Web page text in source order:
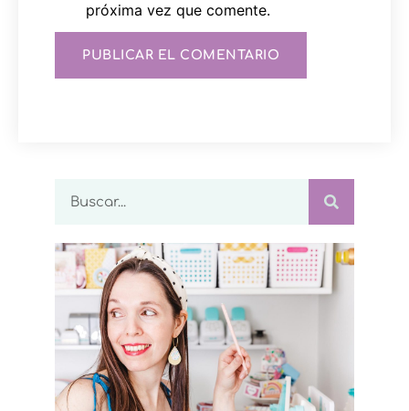
próxima vez que comente.